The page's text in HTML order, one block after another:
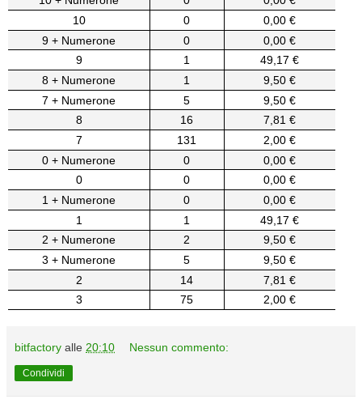
10
0
0,00 €
9 + Numerone
0
0,00 €
9
1
49,17 €
8 + Numerone
1
9,50 €
7 + Numerone
5
9,50 €
8
16
7,81 €
7
131
2,00 €
0 + Numerone
0
0,00 €
0
0
0,00 €
1 + Numerone
0
0,00 €
1
1
49,17 €
2 + Numerone
2
9,50 €
3 + Numerone
5
9,50 €
2
14
7,81 €
3
75 2,00 €
bitfactory alle 20:10 Nessun commento:
Condividi